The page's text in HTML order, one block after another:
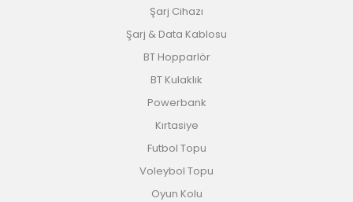
Şarj Cihazı
Şarj & Data Kablosu
BT Hopparlör
BT Kulaklık
Powerbank
Kırtasiye
Futbol Topu
Voleybol Topu
Oyun Kolu